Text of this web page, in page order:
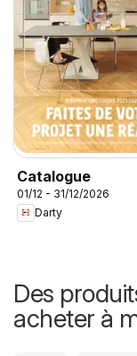
Catalogue
01/12 - 31/12/2026
Darty
Des
acheter à